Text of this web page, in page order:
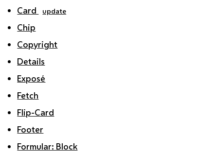
Card
update
Chip
Copyright
Details
Exposé
Fetch
Flip-Card
Footer
Formular: Block